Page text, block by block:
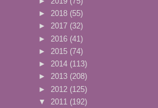
► 2018 (55)
► 2017 (32)
► 2016 (41)
► 2015 (74)
► 2014 (113)
► 2013 (208)
► 2012 (125)
▼ 2011 (192)